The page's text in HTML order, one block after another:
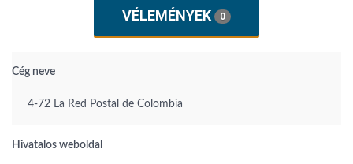
VÉLEMÉNYEK 0
Cég neve
4-72 La Red Postal de Colombia
Hivatalos weboldal